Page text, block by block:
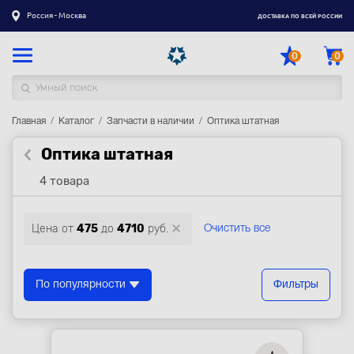
Россия - Москва ДОСТАВКА ПО ВСЕЙ РОССИИ
0 0
Каталог товаров
Регистрация|Вход
Доставка
Контакты
Акции
Главная Каталог Запчасти в наличии Оптика штатная
Оптика штатная
4 товара
Цена от 475 до 4710 руб. Очистить все
По популярности Фильтры